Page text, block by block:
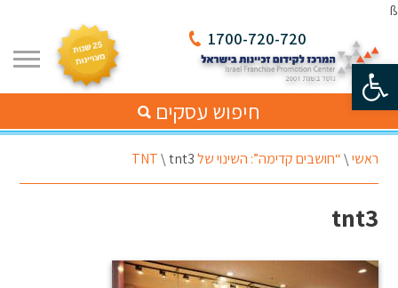
פתח סרגל נגישות
ß
1700-720-720
חיפוש עסקים
ראשי\“חושבים קדימה”: השינוי של TNT \tnt3
tnt3